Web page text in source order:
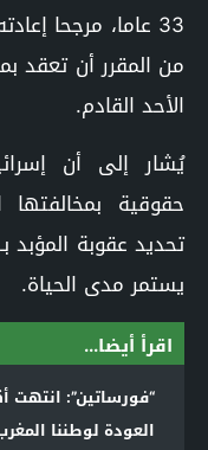
33 عاما، مرجحا
من المقرر أن تعقد
الأحد القادم.
يُشار إلى أن
حقوقية
يستمر مدى الحياة.
اقرأ أيضا...
“فورساتين”: انتهت
العودة لوطننا